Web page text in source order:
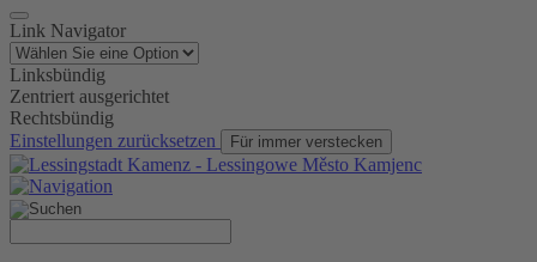
Link Navigator
Linksbündig
Zentriert ausgerichtet
Rechtsbündig
Einstellungen zurücksetzen
Für immer verstecken